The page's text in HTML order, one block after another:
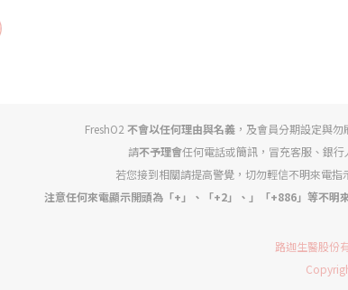
FreshO2 不會以任何理由與名義，及會員分期設定與勿
請不予理會任何電話或簡訊，冒充客服、銀行
若您接到相關請提高警覺，切勿輕信不明來電
注意任何來電顯示開頭為「+」、「+2」、」「+886」等不明
路迦生醫股份